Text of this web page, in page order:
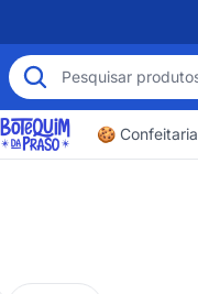
🍪 Confeitaria